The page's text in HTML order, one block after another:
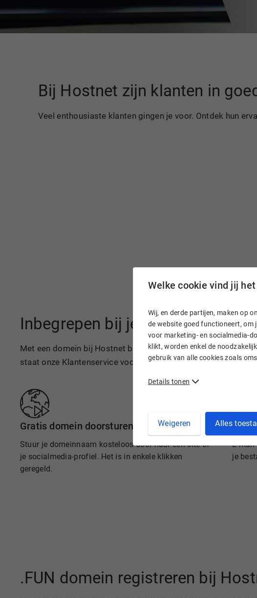
Welke cookie vind jij
Wij, en derde partijen, maken op
de website goed functioneert, om
voor marketing- en socialmedia-
klikt, worden enkel de
gebruik van alle cookies zoals
Details tonen
Weigeren Alles
Bij Hostnet zijn klanten in
Veel enthousiaste klanten gingen je voor. Ontdek hun
Inbegrepen bij je domeinnaam
Met een domein bij Hostnet ben je razendsnel online. En heb
staat onze Klantenservice voor je klaar.
Gratis domein doorsturen
Stuur je domeinnaam kosteloos door naar een site of
je socialmedia-profiel. Het is in enkele klikken
geregeld.
E-
je
.FUN domein registreren bij